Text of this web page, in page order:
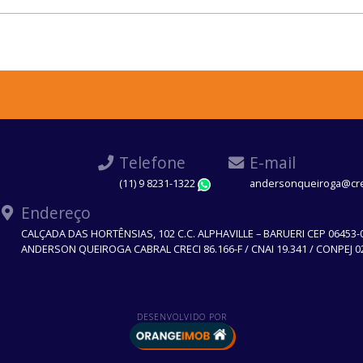
Telefone
(11) 9 8231-1322 WhatsApp
E-mail
Endereço
CALÇADA DAS HORTÊNSIAS, 102 C.C. ALPHAVILLE – BARUERI CEP
ANDERSON QUEIROGA CABRAL CRECI 86.166-F / CNAI 19.341 / CONPEJ
DESENVOLVIDO POR